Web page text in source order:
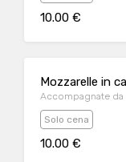
10.00 €
Mozzarelle in
Accompagnate da
Solo cena
10.00 €